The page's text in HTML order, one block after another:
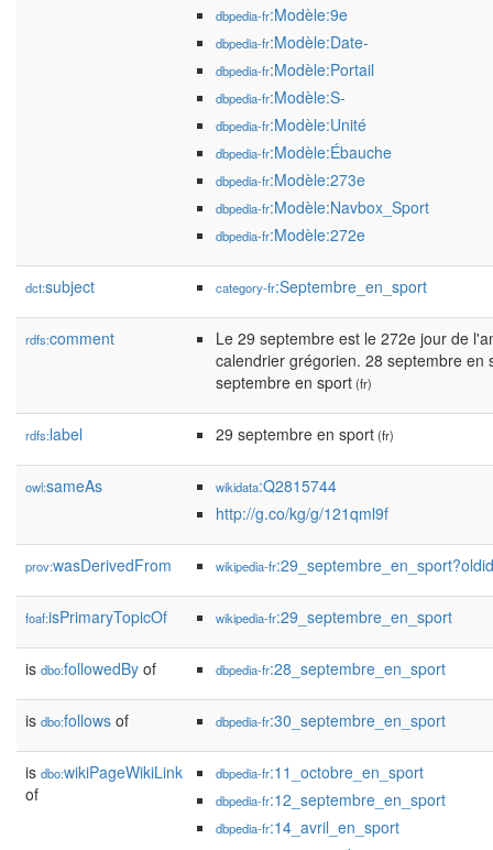
dbpedia-fr:Modèle:9e
dbpedia-fr:Modèle:Date-
dbpedia-fr:Modèle:Portail
dbpedia-fr:Modèle:S-
dbpedia-fr:Modèle:Unité
dbpedia-fr:Modèle:Ébauche
dbpedia-fr:Modèle:273e
dbpedia-fr:Modèle:Navbox_Sport
dbpedia-fr:Modèle:272e
dct:subject category-fr:Septembre_en_sport
rdfs:comment
Le 29 septembre est le 272e jour de
calendrier grégorien. 28 septembre
septembre en sport(fr)
rdfs:label 29 septembre en sport(fr)
owl:sameAs wikidata:Q2815744
http://g.co/kg/g/121qml9f
prov:wasDerivedFrom wikipedia-fr
foaf:isPrimaryTopicOf wikipedia-fr:29_septembre_en_sport
is dbo:followedBy of dbpedia-fr:28_septembre_en_sport
is dbo:follows of dbpedia-fr:30_septembre_en_sport
is dbo:wikiPageWikiLink
of
dbpedia-fr:11_octobre_en_sport
dbpedia-fr:12_septembre_en_sport
dbpedia-fr:14_avril_en_sport